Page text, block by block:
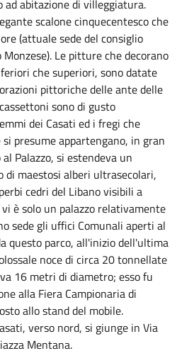
ad abitazione di villeggiatura.
scalone cinquecentesco che
(attuale sede del consiglio
Le pitture che decorano
che superiori, sono datate
pittoriche delle ante delle
sono di gusto
dei Casati ed i fregi che
presume appartengano, in gran
Palazzo, si estendeva un
di maestosi alberi ultrasecolari,
cedri del Libano visibili a
è solo un palazzo relativamente
sede gli uffici Comunali aperti al
questo parco, all'inizio dell'ultima
noce di circa 20 tonnellate
16 metri di diametro; esso fu
alla Fiera Campionaria di
allo stand del mobile.
verso nord, si giunge in Via
Mentana.